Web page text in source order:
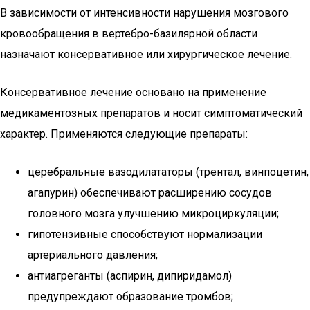
В зависимости от интенсивности нарушения мозгового
кровообращения в вертебро-базилярной области
назначают консервативное или хирургическое лечение.
Консервативное лечение основано на применение
медикаментозных препаратов и носит симптоматический
характер. Применяются следующие препараты:
церебральные вазодилататоры (трентал, винпоцетин,
агапурин) обеспечивают расширению сосудов
головного мозга улучшению микроциркуляции;
гипотензивные способствуют нормализации
артериального давления;
антиагреганты (аспирин, дипиридамол)
предупреждают образование тромбов;